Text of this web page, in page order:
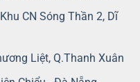
CN Sóng Thần 2, Dĩ
Liệt, Q.Thanh Xuân